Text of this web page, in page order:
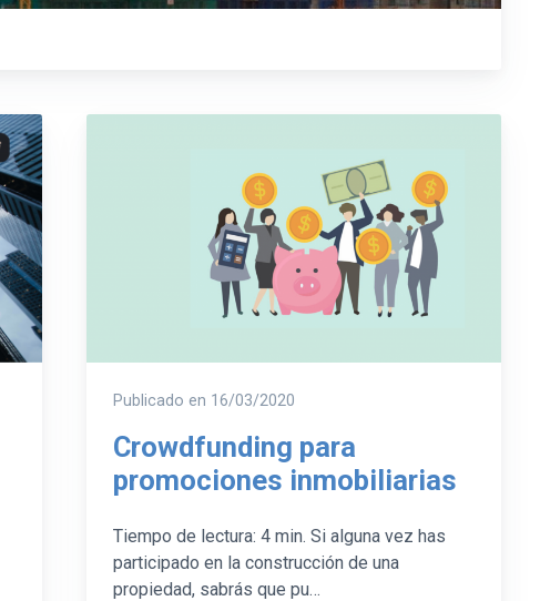
Publicado en 16/03/2020
Crowdfunding para
promociones inmobiliarias
Tiempo de lectura: 4 min. Si alguna vez has
participado en la construcción de una
propiedad, sabrás que pu…